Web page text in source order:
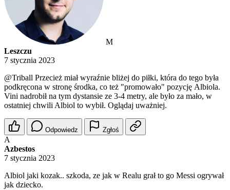
M
Leszczu
7 stycznia 2023
@Triball Przecież miał wyraźnie bliżej do piłki, która do tego była
podkręcona w stronę środka, co też "promowało" pozycję Albiola.
Vini nadrobił na tym dystansie ze 3-4 metry, ale było za mało, w
ostatniej chwili Albiol to wybił. Oglądaj uważniej.
Odpowiedz Zgłoś
A
Azbestos
7 stycznia 2023
Albiol jaki kozak.. szkoda, ze jak w Realu grał to go Messi ogrywał
jak dziecko.